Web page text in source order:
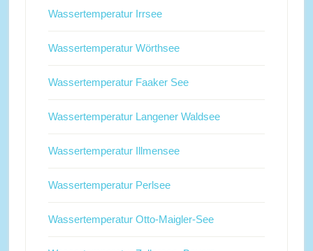
Wassertemperatur Irrsee
Wassertemperatur Wörthsee
Wassertemperatur Faaker See
Wassertemperatur Langener Waldsee
Wassertemperatur Illmensee
Wassertemperatur Perlsee
Wassertemperatur Otto-Maigler-See